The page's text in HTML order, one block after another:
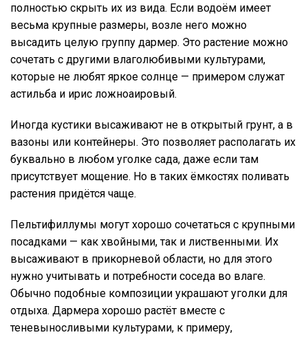
полностью скрыть их из вида. Если водоём имеет
весьма крупные размеры, возле него можно
высадить целую группу дармер. Это растение можно
сочетать с другими влаголюбивыми культурами,
которые не любят яркое солнце — примером служат
астильба и ирис ложноаировый.
Иногда кустики высаживают не в открытый грунт, а в
вазоны или контейнеры. Это позволяет располагать их
буквально в любом уголке сада, даже если там
присутствует мощение. Но в таких ёмкостях поливать
растения придётся чаще.
Пельтифиллумы могут хорошо сочетаться с крупными
посадками — как хвойными, так и лиственными. Их
высаживают в прикорневой области, но для этого
нужно учитывать и потребности соседа во влаге.
Обычно подобные композиции украшают уголки для
отдыха. Дармера хорошо растёт вместе с
теневыносливыми культурами, к примеру,